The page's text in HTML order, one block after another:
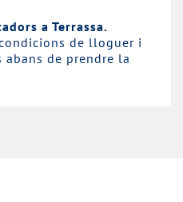
a Terrassa.
de lloguer i
abans de prendre la